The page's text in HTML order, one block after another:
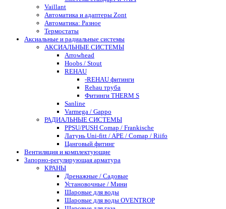
Vaillant
Автоматика и адаптеры Zont
Автоматика: Разное
Термостаты
Аксиальные и радиальные системы
АКСИАЛЬНЫЕ СИСТЕМЫ
Arrowhead
Hoobs / Stout
REHAU
-REHAU фитинги
Rehau труба
Фитинги THERM S
Sanline
Varmega / Gappo
РАДИАЛЬНЫЕ СИСТЕМЫ
PPSU/PUSH Comap / Frankische
Латунь Uni-fitt / APE / Comap / Riifo
Цанговый фитинг
Вентиляция и комплектующие
Запорно-регулирующая арматура
КРАНЫ
Дренажные / Садовые
Установочные / Мини
Шаровые для воды
Шаровые для воды OVENTROP